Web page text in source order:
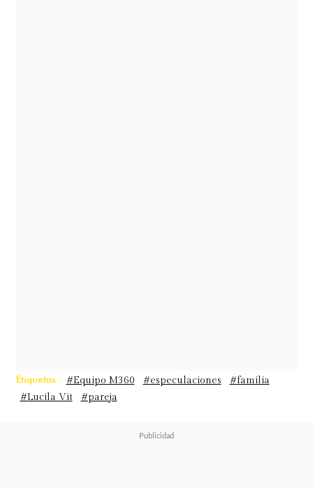
Etiquetas : #Equipo M360 #especulaciones
#familia
#Lucila Vit
#pareja